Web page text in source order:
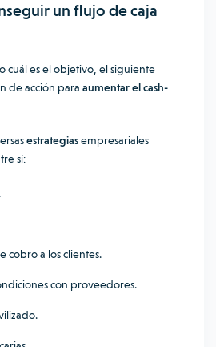
un flujo de caja
cuál es el objetivo, el siguiente
de acción para aumentar el cash-
estrategiasempresariales
sí:
cobro a los clientes.
con proveedores.